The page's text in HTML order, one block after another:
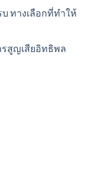
ทางเลือกที่ทำให้
รสูญเสียอิทธิพล